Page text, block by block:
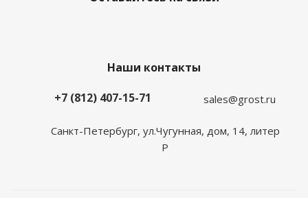
Наши контакты
+7 (812) 407-15-71
sales@grost.ru
Санкт-Петербург, ул.Чугунная, дом, 14, литер
Р